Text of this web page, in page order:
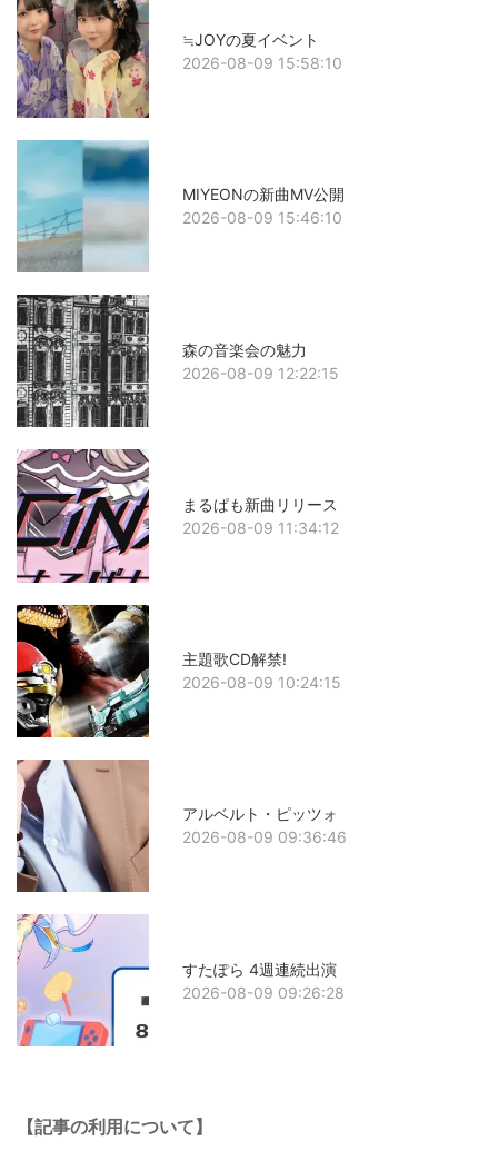
≒JOYの夏イベント
2026-08-09 15:58:10
MIYEONの新曲MV公開
2026-08-09 15:46:10
森の音楽会の魅力
2026-08-09 12:22:15
まるぱも新曲リリース
2026-08-09 11:34:12
主題歌CD解禁!
2026-08-09 10:24:15
アルベルト・ピッツォ
2026-08-09 09:36:46
すたぽら 4週連続出演
2026-08-09 09:26:28
【記事の利用について】